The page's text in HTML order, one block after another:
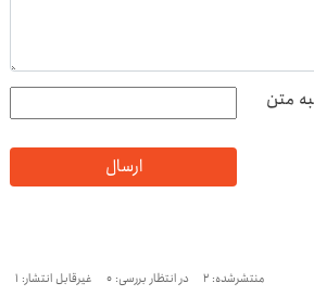
متن
ارسال
منتشرشده: 2 در انتظار بررسی: 0 غیرقابل انتشار: 1